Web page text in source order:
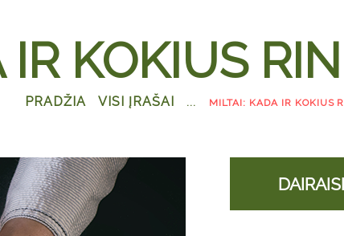
KOKIUS
PRADŽIA VISI ĮRAŠAI ... MILTAI: KADA IR KOKIUS